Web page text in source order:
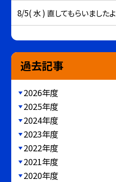
8/5( 水 ) 直してもらいましたよ
過去記事
2026年度
2025年度
2024年度
2023年度
2022年度
2021年度
2020年度